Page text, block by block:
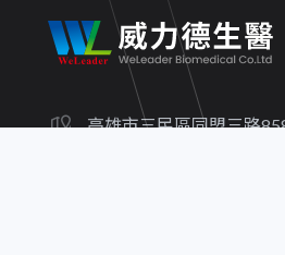
高雄市三民區同盟三路